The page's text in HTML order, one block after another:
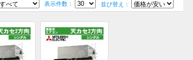
表示件数： 並び替え：